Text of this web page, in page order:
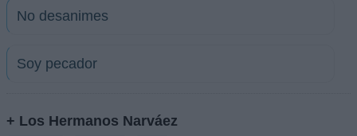
No desanimes
Soy pecador
+ Los Hermanos Narváez